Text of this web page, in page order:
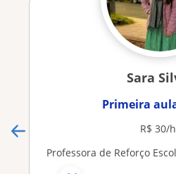
Sara
Primeira
R$ 30/h
Professora de Reforço